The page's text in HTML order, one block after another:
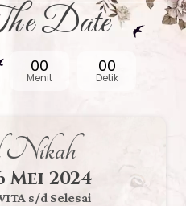
Date
00
Menit
00
Detik
Mei 2024
s/d Selesai